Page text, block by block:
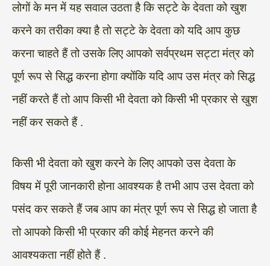
लोगों के मन में यह सवाल उठता है कि सट्टे के देवता को खुश
करने का तरीका क्या है तो सट्टे के देवता को यदि आप कुछ
करना चाहते हैं तो उसके लिए आपको सर्वप्रथम सट्टा मंत्र को
पूर्ण रूप से सिद्ध करना होगा क्योंकि यदि आप उस मंत्र को सिद्ध
नहीं करते हैं तो आप किसी भी देवता को किसी भी प्रकार से खुश
नहीं कर सकते हैं .
किसी भी देवता को खुश करने के लिए आपको उस देवता के
विषय में पूरी जानकारी होना आवश्यक है तभी आप उस देवता को
पसंद कर सकते हैं जब आप का मंत्र पूर्ण रूप से सिद्ध हो जाता है
तो आपको किसी भी प्रकार की कोई मेहनत करने की
आवश्यकता नहीं होते हैं .